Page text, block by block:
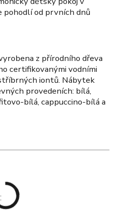
od prvních dnů
z přírodního dřeva
certifikovanými vodními
iontů. Nábytek
provedeních: bílá,
bílá, cappuccino-bílá a